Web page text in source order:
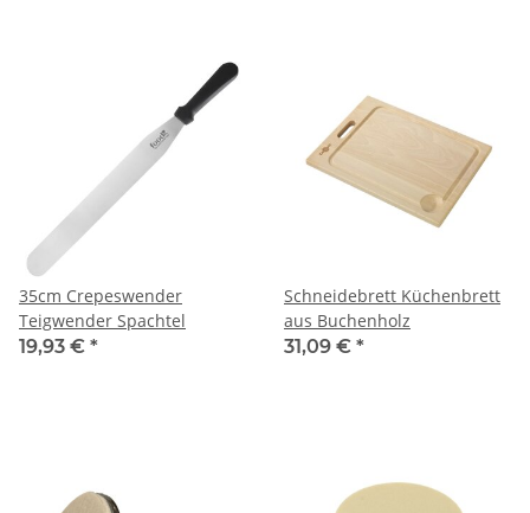
35cm Crepeswender
Teigwender Spachtel
19,93 € *
Schneidebrett Küchenbrett
aus Buchenholz
31,09 € *